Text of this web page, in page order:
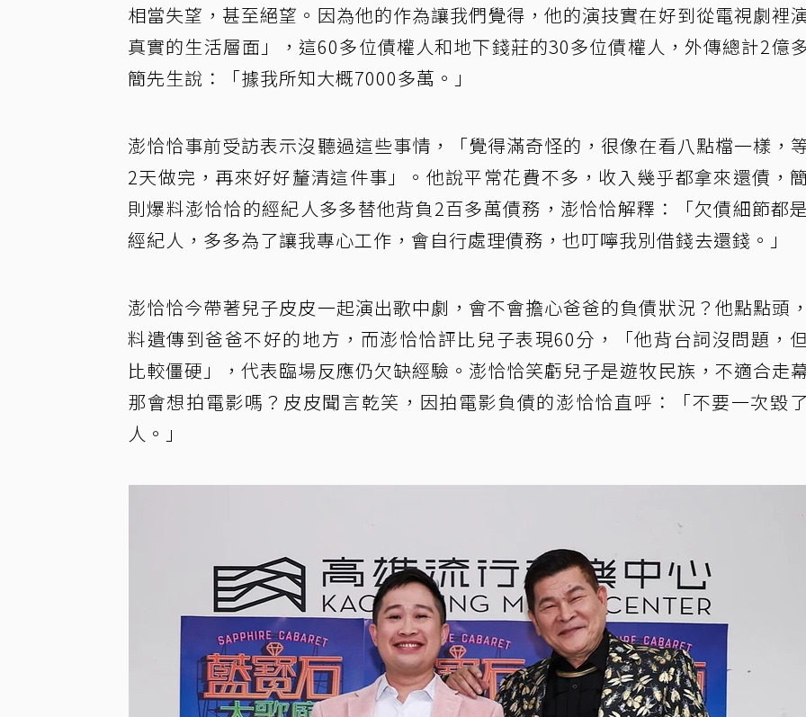
相當失望，甚至絕望。因為他的作為讓我們覺得，他的演技實在好到從電視劇裡
真實的生活層面」，這60多位債權人和地下錢莊的30多位債權人，外傳總計2億
簡先生說：「據我所知大概7000多萬。」
澎恰恰事前受訪表示沒聽過這些事情，「覺得滿奇怪的，很像在看八點檔一樣，
2天做完，再來好好釐清這件事」。他說平常花費不多，收入幾乎都拿來還債，
則爆料澎恰恰的經紀人多多替他背負2百多萬債務，澎恰恰解釋：「欠債細節都
經紀人，多多為了讓我專心工作，會自行處理債務，也叮嚀我別借錢去還錢。」
澎恰恰今帶著兒子皮皮一起演出歌中劇，會不會擔心爸爸的負債狀況？他點點頭
料遺傳到爸爸不好的地方，而澎恰恰評比兒子表現60分，「他背台詞沒問題，
比較僵硬」，代表臨場反應仍欠缺經驗。澎恰恰笑虧兒子是遊牧民族，不適合走
那會想拍電影嗎？皮皮聞言乾笑，因拍電影負債的澎恰恰直呼：「不要一次毀
人。」